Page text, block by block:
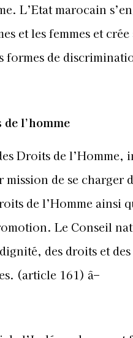
L’Etat marocain
et les femmes et
formes de
l’homme
Droits de
de se charger
de l’Homme ainsi
Le Conseil
des droits et
(article 161) â–